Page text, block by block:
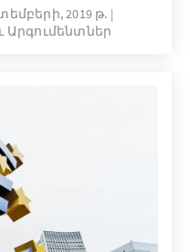
Frage nach der
für
Das vorliegende
Überblick zur
und gibt
rechtliches
das digitale
2019 թ.
Արգումենտներ